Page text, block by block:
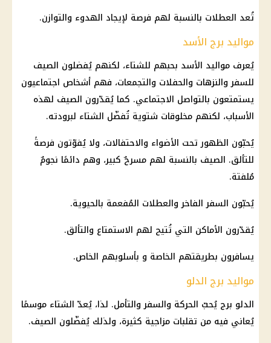
تُعد العطلات بالنسبة لهم فرصة لإيجاد الهدوء والتوازن.
مواليد برج الأسد
يُعرف مواليد الأسد بحبهم للشتاء، لكنهم يُفضلون الصيف
للسفر والنزهات والحفلات والتجمعات، فهم أشخاص اجتماعيون
يستمتعون بالتواصل الاجتماعي. كما يُقدّرون الصيف لهذه
الأسباب، لكنهم مخلوقات شتوية تُفضّل الشتاء لبرودته.
يُحبّون الظهور تحت الأضواء والاحتفالات، ولا يُفوّتون فرصةً
للتألق. الصيف بالنسبة لهم مسرحٌ كبير، وهم دائمًا نجومٌ
مُلفتة.
يُحبّون السفر الفاخر والعطلات المُفعمة بالحيوية.
يُقدّرون الأماكن التي تُتيح لهم الاستمتاع والتألق.
يسافرون بطريقتهم الخاصة و بأسلوبهم الخاص.
مواليد برج الدلو
الدلو برج يُحبّ الحركة والسفر والتأمل. لذا، يُعدّ الشتاء موسمًا
يُعاني فيه من تقلبات مزاجية كثيرة، ولذلك يُفضّلون الصيف.